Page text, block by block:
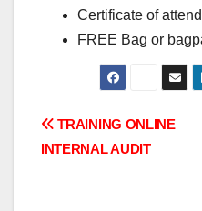
Certificate of
FREE Bag or
Post
TRAINING ONLINE
INTERNAL AUDIT